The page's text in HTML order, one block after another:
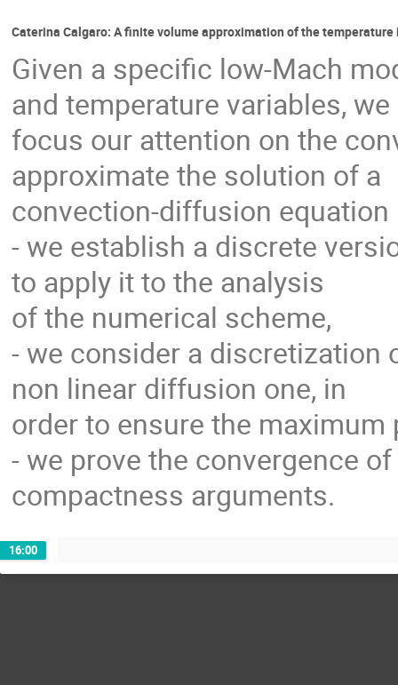
Caterina Calgaro: A finite volume approximation of the
Given a specific low-Mach
and temperature variables, we
focus our attention on the
approximate the solution of a
convection-diffusion
- we establish a discrete
to apply it to the analysis
of the numerical scheme,
- we consider a
non linear diffusion one, in
order to ensure the
- we prove the convergence
compactness arguments.
16:00